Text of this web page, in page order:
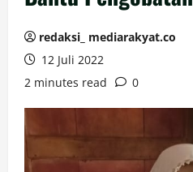
redaksi_ mediarakyat.co
12 Juli 2022
2 minutes read
0